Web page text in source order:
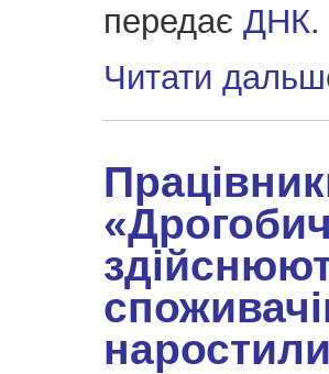
передає ДНК.
Читати